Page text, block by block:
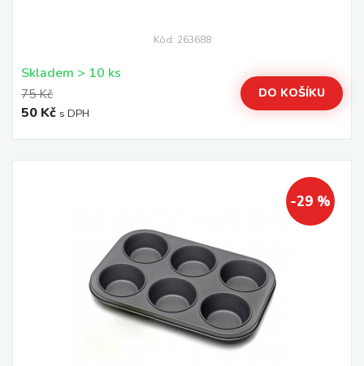
Kód: 263688
Skladem > 10 ks
75 Kč
50 Kč s DPH
DO KOŠÍKU
-29 %